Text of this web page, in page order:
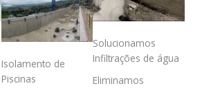
Isolamento de
Piscinas
Solucionamos
Infiltrações de água
Eliminamos